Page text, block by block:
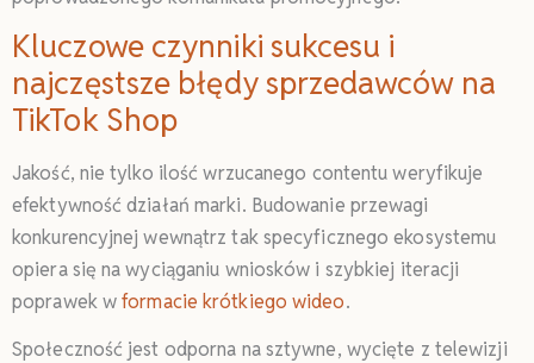
Kluczowe czynniki sukcesu i
najczęstsze błędy sprzedawców na
TikTok Shop
Jakość, nie tylko ilość wrzucanego contentu weryfikuje
efektywność działań marki. Budowanie przewagi
konkurencyjnej wewnątrz tak specyficznego ekosystemu
opiera się na wyciąganiu wniosków i szybkiej iteracji
poprawek wformacie krótkiego wideo.
Społeczność jest odporna na sztywne, wycięte z telewizji